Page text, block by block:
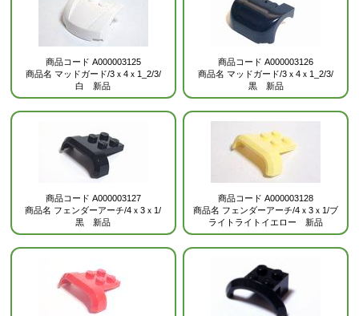
商品コード A000003125
商品名 マッドガード/3ｘ4ｘ1_2/3/
白 新品
商品コード A000003126
商品名 マッドガード/3ｘ4ｘ1_2/3/
黒 新品
商品コード A000003127
商品名 フェンダーアーチ/4ｘ3ｘ1/
黒 新品
商品コード A000003128
商品名 フェンダーアーチ/4ｘ3ｘ1/ブ
ライトライトイエロー 新品